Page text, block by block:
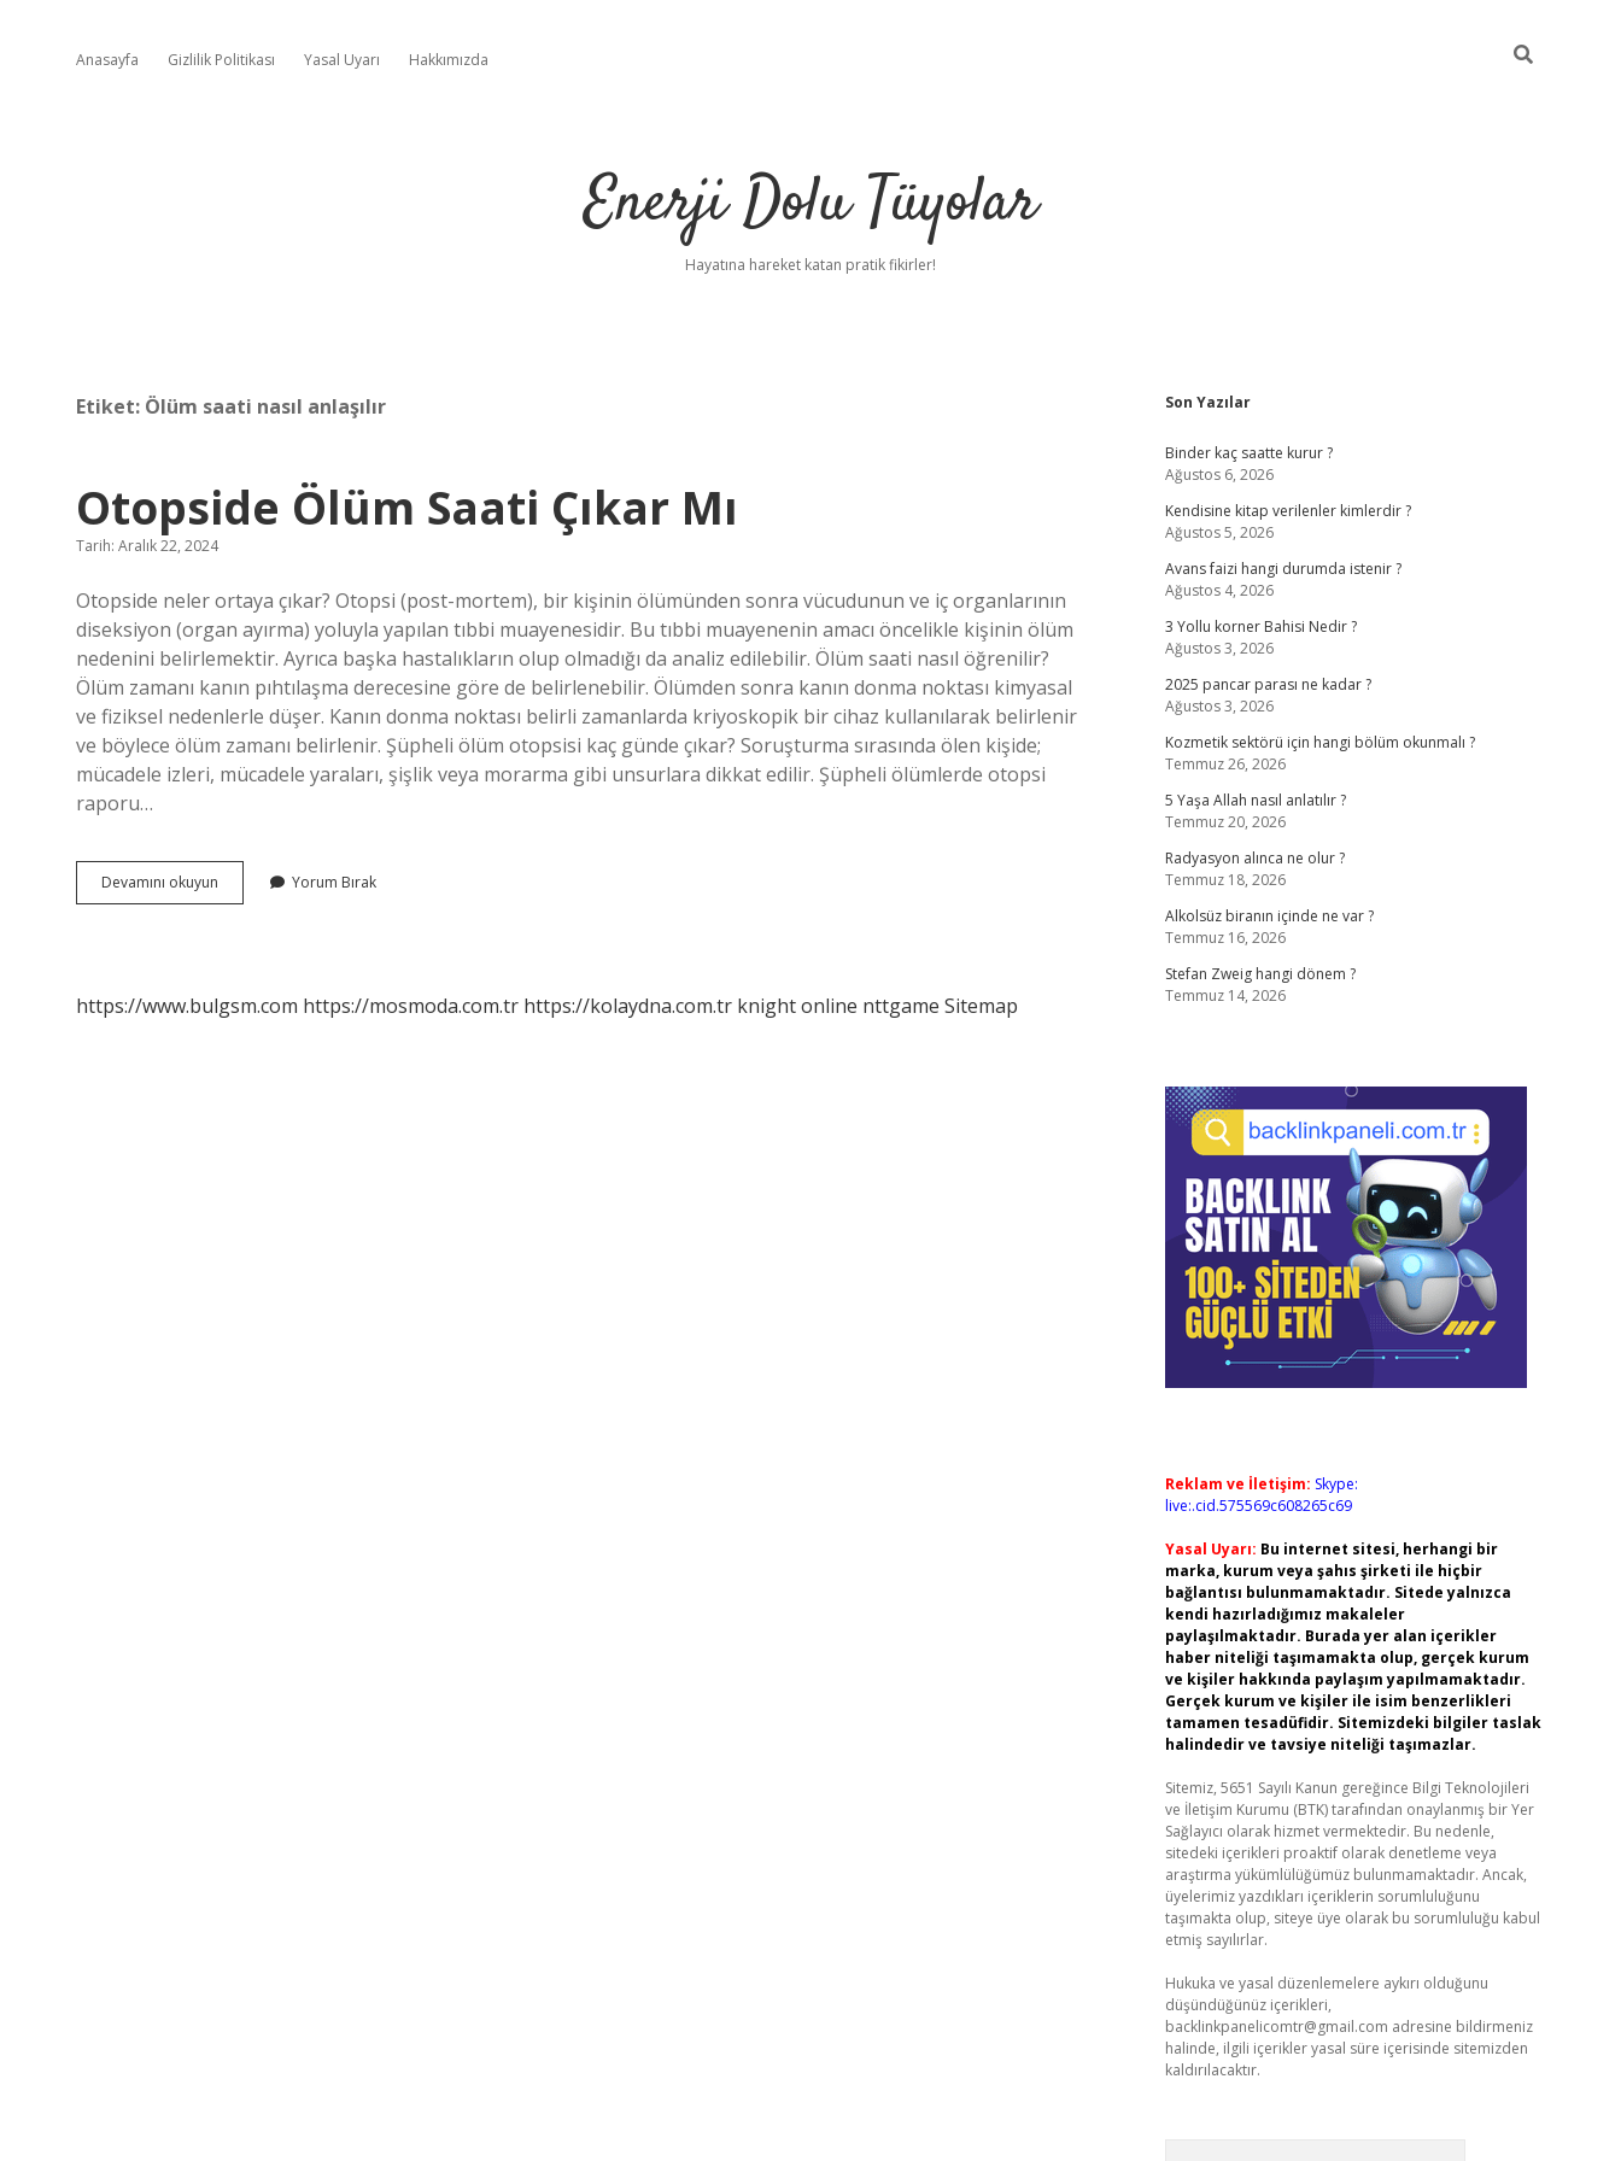
Anasayfa Gizlilik Politikası Yasal Uyarı Hakkımızda
Enerji Dolu Tüyolar
Hayatına hareket katan pratik fikirler!
Etiket: Ölüm saati nasıl anlaşılır
Otopside Ölüm Saati Çıkar Mı
Tarih: Aralık 22, 2024
Otopside neler ortaya çıkar? Otopsi (post-mortem), bir kişinin ölümünden sonra vücudunun ve iç organlarının
diseksiyon (organ ayırma) yoluyla yapılan tıbbi muayenesidir. Bu tıbbi muayenenin amacı öncelikle kişinin ölüm
nedenini belirlemektir. Ayrıca başka hastalıkların olup olmadığı da analiz edilebilir. Ölüm saati nasıl öğrenilir?
Ölüm zamanı kanın pıhtılaşma derecesine göre de belirlenebilir. Ölümden sonra kanın donma noktası kimyasal
ve fiziksel nedenlerle düşer. Kanın donma noktası belirli zamanlarda kriyoskopik bir cihaz kullanılarak belirlenir
ve böylece ölüm zamanı belirlenir. Şüpheli ölüm otopsisi kaç günde çıkar? Soruşturma sırasında ölen kişide;
mücadele izleri, mücadele yaraları, şişlik veya morarma gibi unsurlara dikkat edilir. Şüpheli ölümlerde otopsi
raporu…
Devamını okuyun Otopside
Ölüm
Yorum Bırak
https://www.bulgsm.com https://mosmoda.com.tr https://kolaydna.com.tr knight online nttgame Sitemap
Sidebar
Son Yazılar
Binder kaç saatte kurur ?
Ağustos 6, 2026
Kendisine kitap verilenler kimlerdir ?
Ağustos 5, 2026
Avans faizi hangi durumda istenir ?
Ağustos 4, 2026
3 Yollu korner Bahisi Nedir ?
Ağustos 3, 2026
2025 pancar parası ne kadar ?
Ağustos 3, 2026
Kozmetik sektörü için hangi bölüm okunmalı ?
Temmuz 26, 2026
5 Yaşa Allah nasıl anlatılır ?
Temmuz 20, 2026
Radyasyon alınca ne olur ?
Temmuz 18, 2026
Alkolsüz biranın içinde ne var ?
Temmuz 16, 2026
Stefan Zweig hangi dönem ?
Temmuz 14, 2026
Reklam ve İletişim: Skype:
live:.cid.575569c608265c69
Yasal Uyarı: Bu internet sitesi, herhangi bir
marka, kurum veya şahıs şirketi ile hiçbir
bağlantısı bulunmamaktadır. Sitede yalnızca
kendi hazırladığımız makaleler
paylaşılmaktadır. Burada yer alan içerikler
haber niteliği taşımamakta olup, gerçek kurum
ve kişiler hakkında paylaşım yapılmamaktadır.
Gerçek kurum ve kişiler ile isim benzerlikleri
tamamen tesadüfidir. Sitemizdeki bilgiler taslak
halindedir ve tavsiye niteliği taşımazlar.
Sitemiz, 5651 Sayılı Kanun gereğince Bilgi Teknolojileri
ve İletişim Kurumu (BTK) tarafından onaylanmış bir Yer
Sağlayıcı olarak hizmet vermektedir. Bu nedenle,
sitedeki içerikleri proaktif olarak denetleme veya
araştırma yükümlülüğümüz bulunmamaktadır. Ancak,
üyelerimiz yazdıkları içeriklerin sorumluluğunu
taşımakta olup, siteye üye olarak bu sorumluluğu kabul
etmiş sayılırlar.
Hukuka ve yasal düzenlemelere aykırı olduğunu
düşündüğünüz içerikleri,
backlinkpanelicomtr@gmail.com adresine bildirmeniz
halinde, ilgili içerikler yasal süre içerisinde sitemizden
kaldırılacaktır.
ilbet güncel giriş adresi